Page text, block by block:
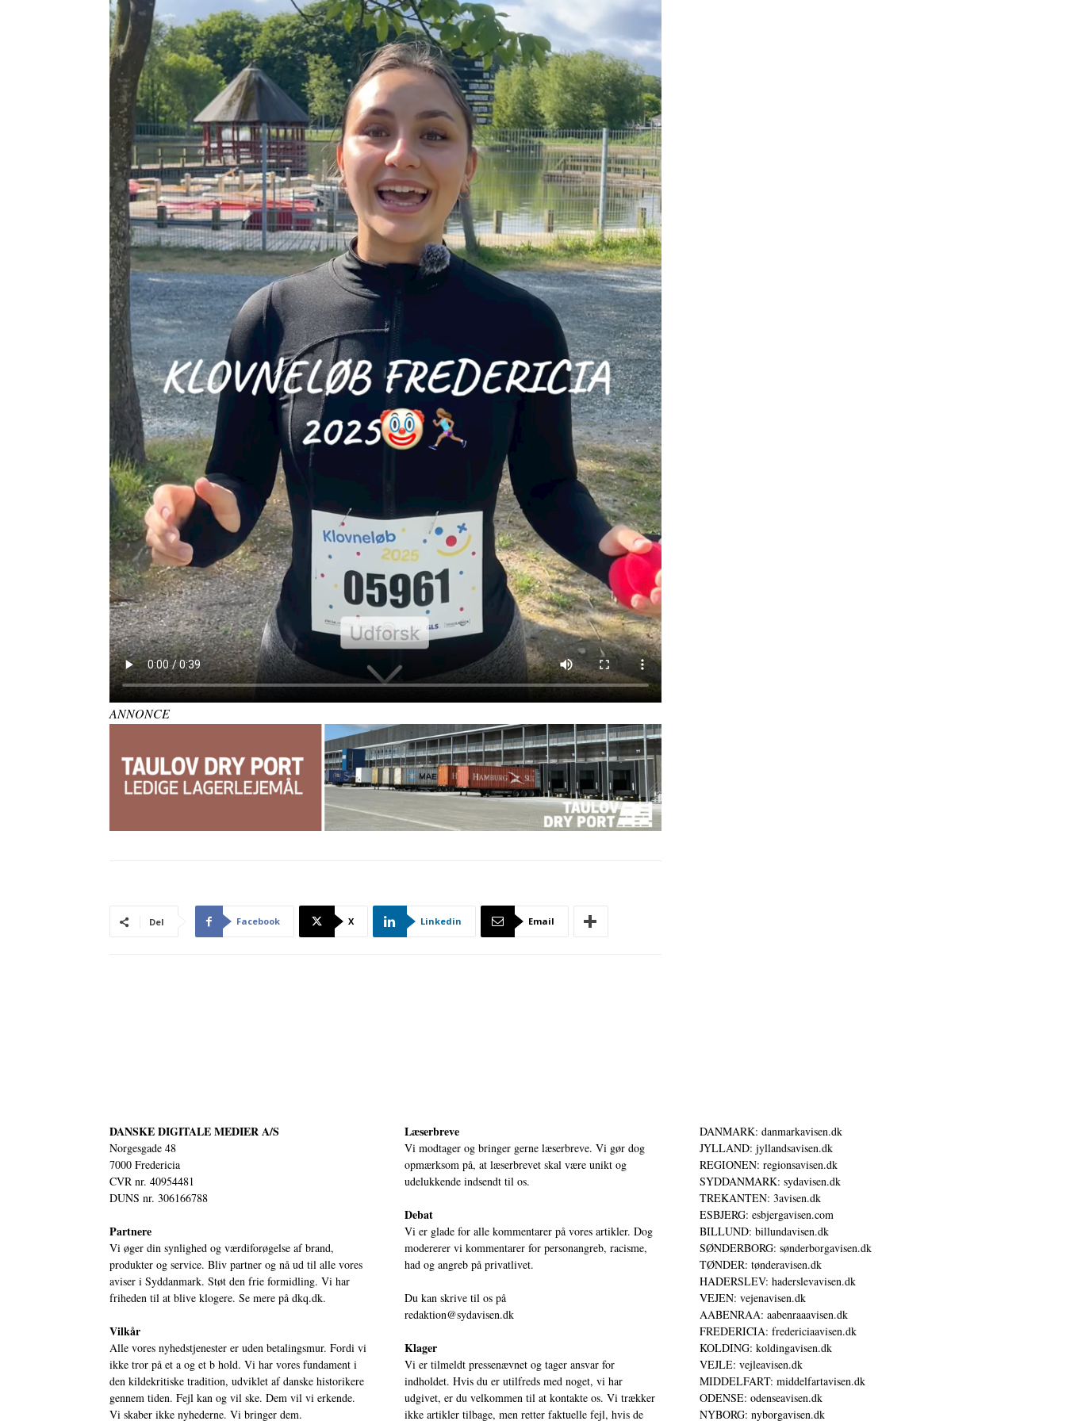
ANNONCE
Del Facebook X Linkedin Email
DANSKE DIGITALE MEDIER A/S
Norgesgade 48
7000 Fredericia
CVR nr. 40954481
DUNS nr. 306166788
Partnere
Vi øger din synlighed og værdiforøgelse af brand,
produkter og service. Bliv partner og nå ud til alle vores
aviser i Syddanmark. Støt den frie formidling. Vi har
friheden til at blive klogere. Se mere på dkq.dk.
Vilkår
Alle vores nyhedstjenester er uden betalingsmur. Fordi vi
ikke tror på et a og et b hold. Vi har vores fundament i
den kildekritiske tradition, udviklet af danske historikere
gennem tiden. Fejl kan og vil ske. Dem vil vi erkende.
Vi skaber ikke nyhederne. Vi bringer dem.
Læserbreve
Vi modtager og bringer gerne læserbreve. Vi gør dog
opmærksom på, at læserbrevet skal være unikt og
udelukkende indsendt til os.
Debat
Vi er glade for alle kommentarer på vores artikler. Dog
modererer vi kommentarer for personangreb, racisme,
had og angreb på privatlivet.
Du kan skrive til os på
redaktion@sydavisen.dk
Klager
Vi er tilmeldt pressenævnet og tager ansvar for
indholdet. Hvis du er utilfreds med noget, vi har
udgivet, er du velkommen til at kontakte os. Vi trækker
ikke artikler tilbage, men retter faktuelle fejl, hvis de
DANMARK: danmarkavisen.dk
JYLLAND: jyllandsavisen.dk
REGIONEN: regionsavisen.dk
SYDDANMARK: sydavisen.dk
TREKANTEN: 3avisen.dk
ESBJERG: esbjergavisen.com
BILLUND: billundavisen.dk
SØNDERBORG: sønderborgavisen.dk
TØNDER: tønderavisen.dk
HADERSLEV: haderslevavisen.dk
VEJEN: vejenavisen.dk
AABENRAA: aabenraaavisen.dk
FREDERICIA: fredericiaavisen.dk
KOLDING: koldingavisen.dk
VEJLE: vejleavisen.dk
MIDDELFART: middelfartavisen.dk
ODENSE: odenseavisen.dk
NYBORG: nyborgavisen.dk